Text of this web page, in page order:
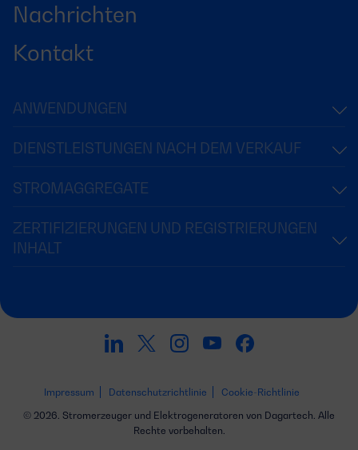
Nachrichten
Kontakt
ANWENDUNGEN
DIENSTLEISTUNGEN NACH DEM VERKAUF
STROMAGGREGATE
ZERTIFIZIERUNGEN UND REGISTRIERUNGEN
INHALT
Impressum Datenschutzrichtlinie
Cookie-Richtlinie
© 2026. Stromerzeuger und Elektrogeneratoren von Dagartech. Alle
Rechte vorbehalten.